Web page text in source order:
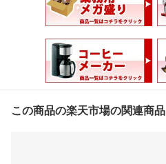
この商品の楽天市場の関連商品